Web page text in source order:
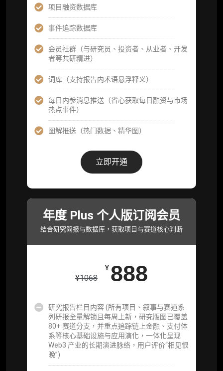
项目融资数据库
事件追踪数据库
会员社群（与研究员、投资者、从业者、开发
者等共研精进）
词库（支持报告内术语悬浮释义）
每日内参消息推送（省心获取每日融资与市场
热点事件）
图解推送（热门数据、精华图）
立即开通
年度 Plus 个人版订阅会员
结合研究简报与数据库，获取项目与赛道核心判断
¥1068
¥ 888
研究报告栏目内容 (所有项目、叙事与赛道系
列研报全量解锁且每周上新，研究版图已覆盖
80+ 赛道分支，并重点追踪链上金融、支付体
系等核心基础设施与应用演化，一体化呈现
Web3 产业的长期演进脉络，用户评价“相见恨
晚”)
分析师专属答疑服务（3 次提问，话题需审
淀内容）​
研精进）
可下载报告 PDF 版（12 次/年）
供，2次/年)
列研报全量解锁且每周上新，研究版图已覆盖
80+ 赛道分支，并重点追踪链上金融、支付体
系等核心基础设施与应用演化，一体化呈现
研究简报栏目内容（内容依托于研报，快速获
取研究对象核心判断）
市场脉搏分析、融资项目解密栏目内容（持续
项目融资数据库
会员周报（一周精华高效吸收）
解锁本会员权限的栏目历史内容
词库（支持报告内术语悬浮释义）